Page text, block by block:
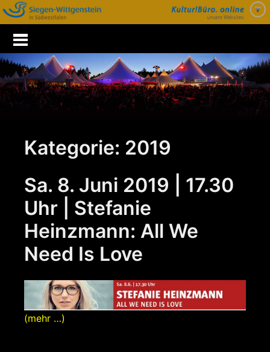
Zum
Inhalt
springen
Kategorie: 2019
Sa. 8. Juni 2019 | 17.30
Uhr | Stefanie
Heinzmann: All We
Need Is Love
(mehr …)